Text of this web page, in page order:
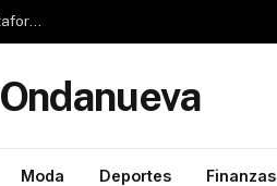
Reseña de Rubizio.com: ¿Pueden los Principiantes Navegar por la Plataforma con Facilidad?
Ondanueva
Moda Deportes Finanzas